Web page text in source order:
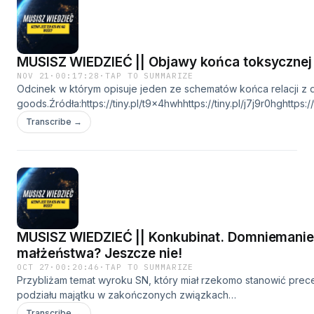
https://tipply.pl/u/MusiszWiedziec📘Ebooki -
https://tiny.pl/h8kk5qd3Advertising Inquiries:
https://redcircle.com/brandsPrivacy & Opt-Out:
https://redcircle.com/privacy
MUSISZ WIEDZIEĆ || Objawy końca
NOV 21 · 00:17:28 ·TAP TO SUMMARIZE
Odcinek w którym opisuje jeden ze schematów końca relacji z
goods.Źródła:https://tiny.pl/t9x4hwhhttps://tiny.pl/
1x📺 youtube.com/@musiszwiedziec33📺
https://www.bitchute.com/channel/musisz_wiedziec/📷
------💰 Bitcoin -
https://tipply.pl/u/MusiszWiedziec📘Ebooki -
https://tiny.pl/h8kk5qd3Advertising Inquiries:
https://redcircle.com/brandsPrivacy & Opt-Out: https://
Transcribe →
MUSISZ WIEDZIEĆ || Konkubinat. Domniemanie
małżeństwa? Jeszcze nie!
OCT 27 · 00:20:46 ·TAP TO SUMMARIZE
Przybliżam temat wyroku SN, który miał rzekomo stanowić
podziału majątku w zakończonych związkach
konkubinatowych.Źródła:https://tiny.pl/t9x4hwhhttps://tiny.pl/